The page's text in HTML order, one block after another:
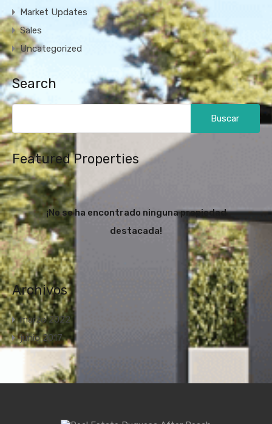
Market Updates
Sales
Uncategorized
Search
Featured Properties
¡No se ha encontrado ninguna propiedad
destacada!
Archivos
marzo 2022
junio 2017